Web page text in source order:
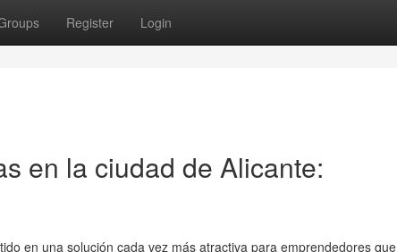
Register Login
en la ciudad de Alicante:
en una solución cada vez más atractiva para emprendedores que